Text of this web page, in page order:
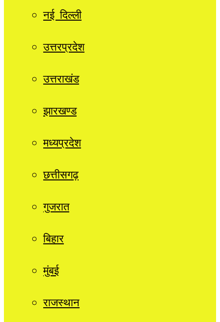
नई दिल्ली
उत्तरप्रदेश
उत्तराखंड
झारखण्ड
मध्यप्रदेश
छत्तीसगढ़
गुजरात
बिहार
मुंबई
राजस्थान